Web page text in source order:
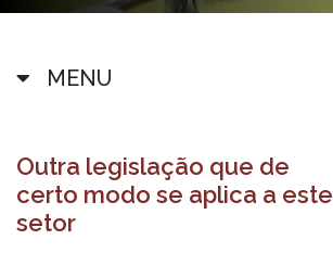
MENU
Outra legislação que de
certo modo se aplica a este
setor